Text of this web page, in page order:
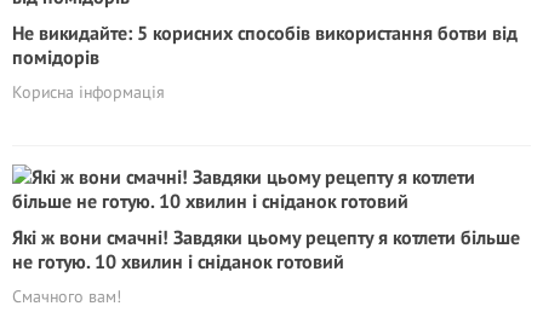
Не викидайте: 5 корисних способів використання ботви від
помідорів
Корисна інформація
Які ж вони смачні! Завдяки цьому рецепту я котлети більше
не готую. 10 хвилин і сніданок готовий
Смачного вам!